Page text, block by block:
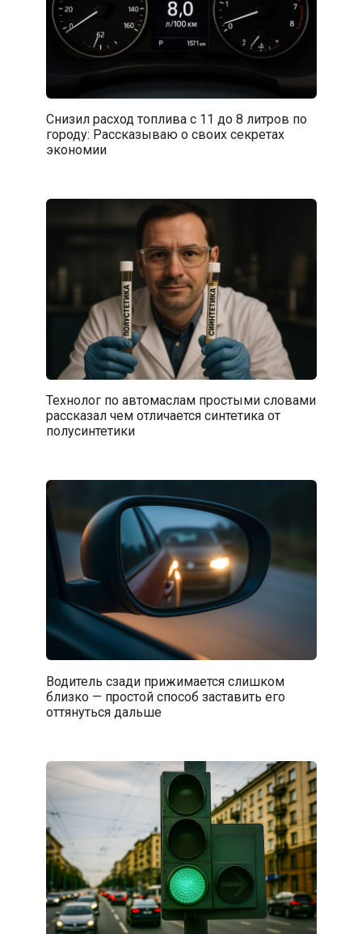
Снизил расход топлива с 11 до 8 литров по
городу: Рассказываю о своих секретах
экономии
Технолог по автомаслам простыми словами
рассказал чем отличается синтетика от
полусинтетики
Водитель сзади прижимается слишком
близко — простой способ заставить его
оттянуться дальше